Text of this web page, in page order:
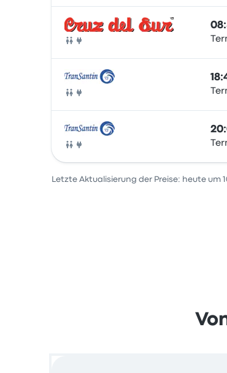
Bus
Bus
Bus
Letzte Aktualisierung der Preise: heute um